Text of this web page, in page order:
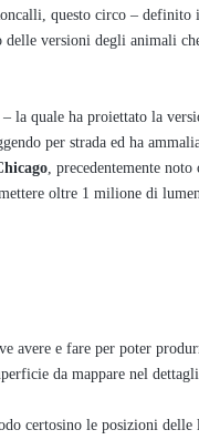
questo circo –
versioni degli animali
la quale ha proiettato la
per strada ed ha
, precedentemente
oltre 1 milione di
avere e fare per poter
da mappare nel
certosino le posizioni